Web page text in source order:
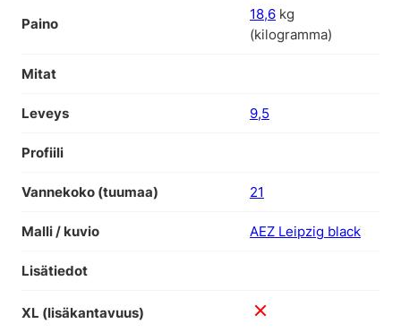
Paino
18,6 kg
(kilogramma)
Mitat
Leveys 9,5
Profiili
Vannekoko (tuumaa) 21
Malli / kuvio AEZ Leipzig black
Lisätiedot
XL (lisäkantavuus)